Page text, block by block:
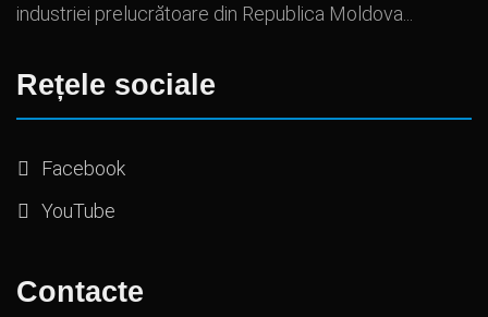
industriei prelucrătoare din Republica Moldova...
Rețele sociale
Facebook
YouTube
Contacte